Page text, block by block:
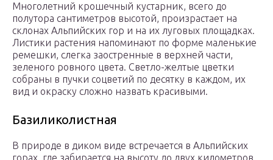
Многолетний крошечный кустарник, всего до
полутора сантиметров высотой, произрастает на
склонах Альпийских гор и на их луговых площадках.
Листики растения напоминают по форме маленькие
ремешки, слегка заостренные в верхней части,
зеленого ровного цвета. Светло-желтые цветки
собраны в пучки соцветий по десятку в каждом, их
вид и окраску сложно назвать красивыми.
Базиликолистная
В природе в диком виде встречается в Альпийских
горах, где забирается на высоту до двух километров.